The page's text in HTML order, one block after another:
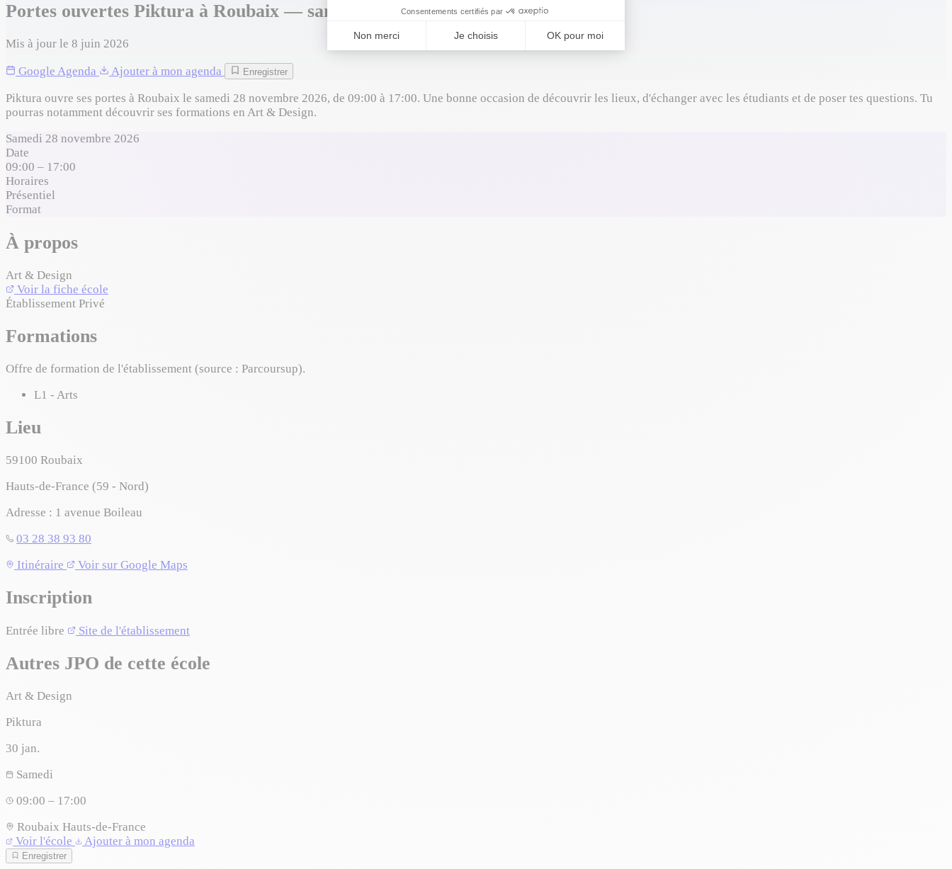
Portes ouvertes Piktura à Roubaix — samedi 28 novembre 2026
Mis à jour le 8 juin 2026
Google Agenda Ajouter à mon agenda Enregistrer
Piktura ouvre ses portes à Roubaix le samedi 28 novembre 2026, de 09:00 à 17:00. Une bonne occasion de découvrir les lieux, d'échanger avec les étudiants et de poser tes questions. Tu
pourras notamment découvrir ses formations en Art & Design.
Samedi 28 novembre 2026
Date
09:00 – 17:00
Horaires
Présentiel
Format
À propos
Art & Design
Voir la fiche école
Établissement Privé
Formations
Offre de formation de l'établissement (source : Parcoursup).
L1 - Arts
Lieu
59100 Roubaix
Hauts-de-France (59 - Nord)
Adresse : 1 avenue Boileau
03 28 38 93 80
−
Itinéraire
Voir sur Google Maps
Inscription
Entrée libre Site de l'établissement
Autres JPO de cette école
Art & Design
Piktura
30 jan.
Samedi
09:00 – 17:00
Roubaix Hauts-de-France
Voir l'école
Ajouter à mon agenda
Enregistrer